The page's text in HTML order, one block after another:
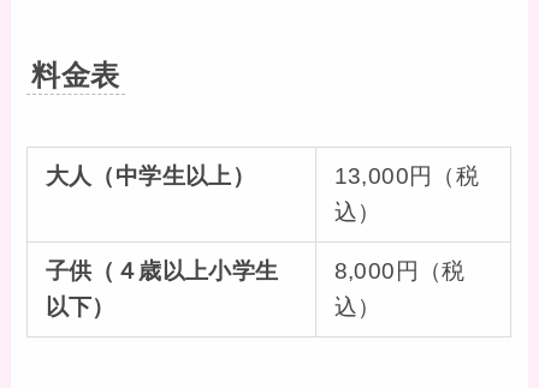
料金表
大人（中学生以上）
13,000円（税
込）
子供 （４歳以上小学生
以下）
8,000円（税
込）